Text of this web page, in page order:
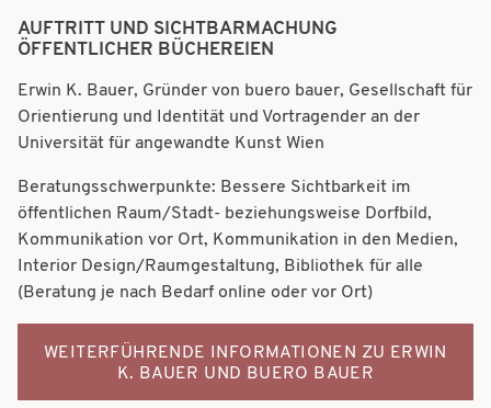
o
n
n
AUFTRITT UND SICHTBARMACHUNG
ÖFFENTLICHER BÜCHEREIEN
Erwin K. Bauer, Gründer von buero bauer, Gesellschaft für
Orientierung und Identität und Vortragender an der
Universität für angewandte Kunst Wien
Beratungsschwerpunkte: Bessere Sichtbarkeit im
öffentlichen Raum/Stadt- beziehungsweise Dorfbild,
Kommunikation vor Ort, Kommunikation in den Medien,
Interior Design/Raumgestaltung, Bibliothek für alle
(Beratung je nach Bedarf online oder vor Ort)
WEITERFÜHRENDE INFORMATIONEN ZU ERWIN
K. BAUER UND BUERO BAUER